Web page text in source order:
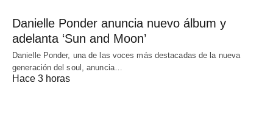
Danielle Ponder anuncia nuevo álbum y
adelanta ‘Sun and Moon’
Danielle Ponder, una de las voces más destacadas de la nueva
generación del soul, anuncia…
Hace 3 horas